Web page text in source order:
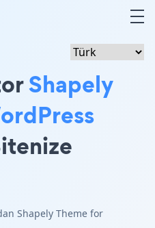
Shapely
Shapely Theme for